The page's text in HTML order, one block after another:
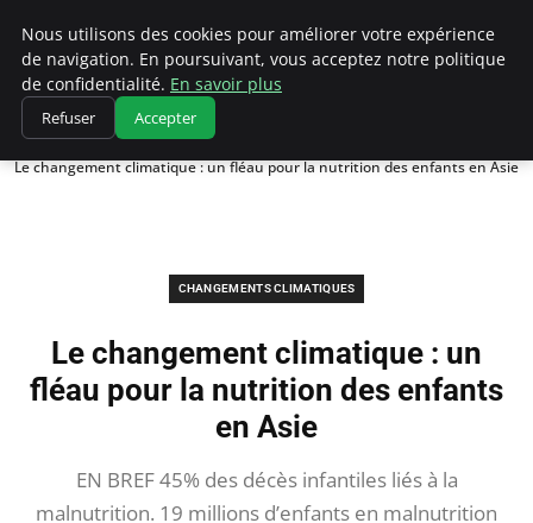
Climatedebtagents
Accueil
Changements climatiques
Le changement climatique : un fléau pour la nutrition des enfants en Asie
CHANGEMENTS CLIMATIQUES
Le changement climatique : un
fléau pour la nutrition des enfants
en Asie
EN BREF 45% des décès infantiles liés à la
malnutrition. 19 millions d’enfants en malnutrition
Nous utilisons des cookies pour améliorer votre expérience
de navigation. En poursuivant, vous acceptez notre politique
de confidentialité. En savoir plus
Refuser Accepter